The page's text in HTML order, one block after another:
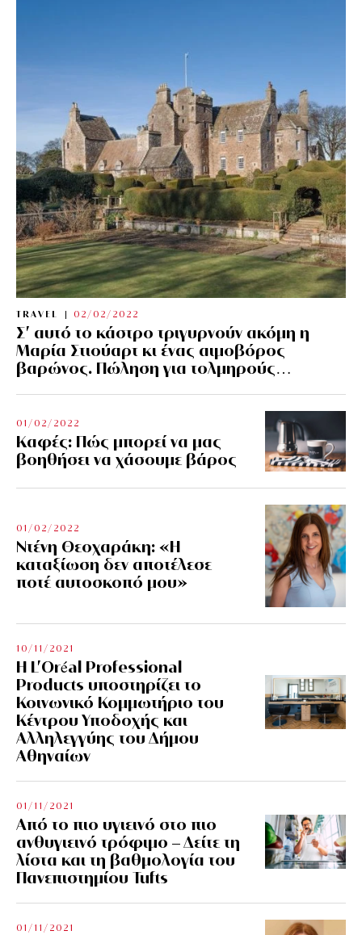
TRAVEL 02/02/2022
Σ’ αυτό το κάστρο τριγυρνούν ακόμη η
Μαρία Στιούαρτ κι ένας αιμοβόρος
βαρώνος. Πώληση για τολμηρούς…
01/02/2022
Kαφές: Πώς μπορεί να μας
βοηθήσει να χάσουμε βάρος
01/02/2022
Ντένη Θεοχαράκη: «Η
καταξίωση δεν αποτέλεσε
ποτέ αυτοσκοπό μου»
10/11/2021
Η L’Οréal Professional
Products υποστηρίζει το
Κοινωνικό Κομμωτήριο του
Κέντρου Υποδοχής και
Αλληλεγγύης του Δήμου
Αθηναίων
01/11/2021
Από το πιο υγιεινό στο πιο
ανθυγιεινό τρόφιμο – Δείτε τη
λίστα και τη βαθμολογία του
Πανεπιστημίου Tufts
01/11/2021